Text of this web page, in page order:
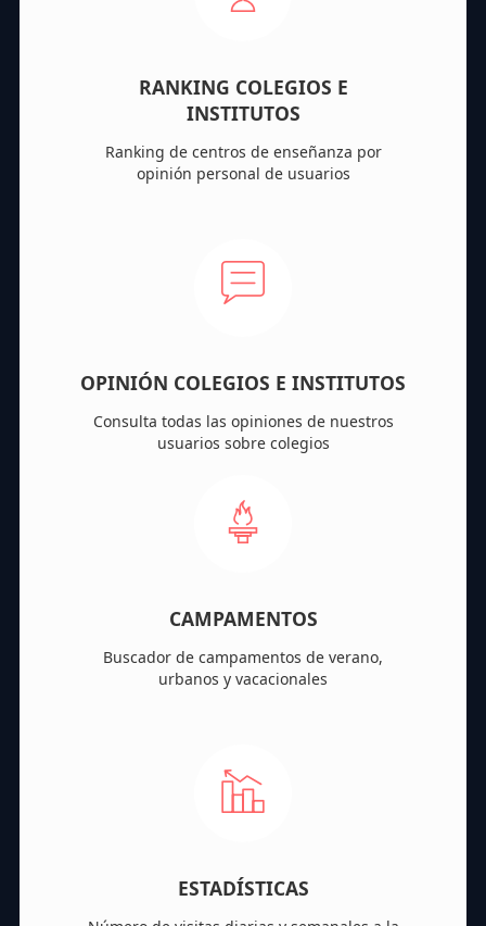
RANKING COLEGIOS E
INSTITUTOS
Ranking de centros de enseñanza por
opinión personal de usuarios
OPINIÓN COLEGIOS E INSTITUTOS
Consulta todas las opiniones de nuestros
usuarios sobre colegios
CAMPAMENTOS
Buscador de campamentos de verano,
urbanos y vacacionales
ESTADÍSTICAS